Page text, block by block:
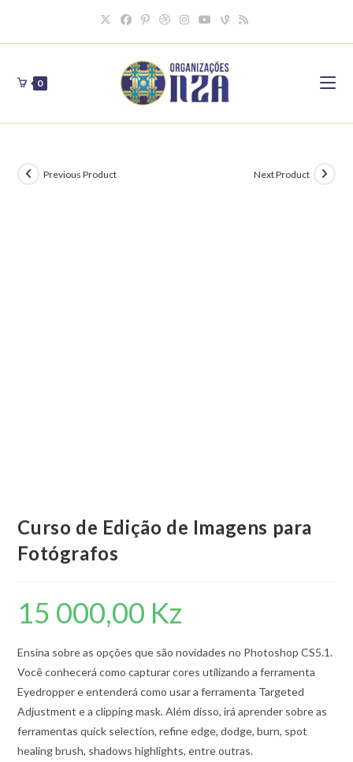
content
0
Previous Product Next Product
Curso de Edição de Imagens para
Fotógrafos
15 000,00 Kz
Ensina sobre as opções que são novidades no Photoshop CS5.1.
Você conhecerá como capturar cores utilizando a ferramenta
Eyedropper e entenderá como usar a ferramenta Targeted
Adjustment e a clipping mask. Além disso, irá aprender sobre as
ferramentas quick selection, refine edge, dodge, burn, spot
healing brush, shadows highlights, entre outras.